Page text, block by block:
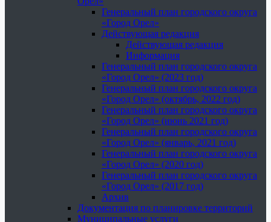
Генеральный план городского округа
«Город Орел»
Действующая редакция
Действующая редакция
Информация
Генеральный план городского округа
«Город Орел» (2023 год)
Генеральный план городского округа
«Город Орел» (октябрь, 2022 год)
Генеральный план городского округа
«Город Орел» (июнь 2021 год)
Генеральный план городского округа
«Город Орел» (январь, 2021 год)
Генеральный план городского округа
«Город Орел» (2020 год)
Генеральный план городского округа
«Город Орел» (2017 год)
Архив
Документация по планировке территорий
Муниципальные услуги